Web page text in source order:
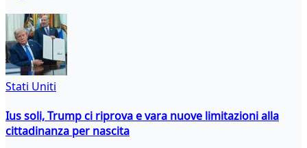
Stati Uniti
Ius soli, Trump ci riprova e vara nuove limitazioni alla
cittadinanza per nascita